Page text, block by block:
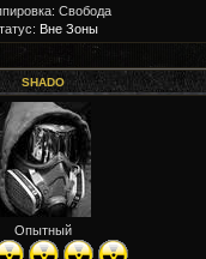
Свобода
Вне Зоны
SHADO
Опытный